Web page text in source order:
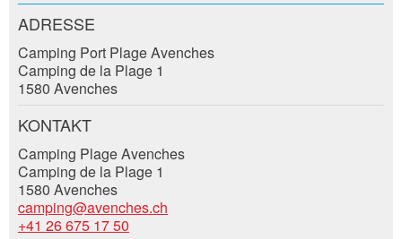
Nachricht
* Eingabe erforderlich
ANZEIGE WEITEREMPFEHLEN
Schliessen
Vorname / Nachname *:
Firma / Organisation:
Adresszusatz:
Strasse und Nr. *:
ADRESSE
Camping Port Plage Avenches
Camping de la Plage 1
1580 Avenches
KONTAKT
Camping Plage Avenches
Camping de la Plage 1
1580 Avenches
camping@avenches.ch
+41 26 675 17 50